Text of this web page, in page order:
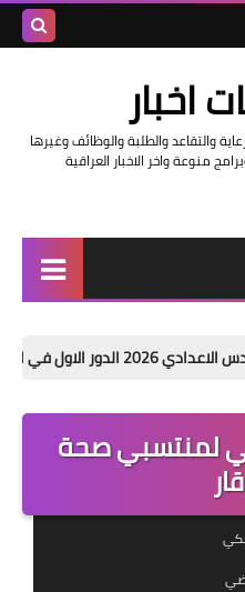
الإلكترونيةوالوظائف وغيرها
الاخبار العراقية
والتعليم
العمل وهيئة
صحة